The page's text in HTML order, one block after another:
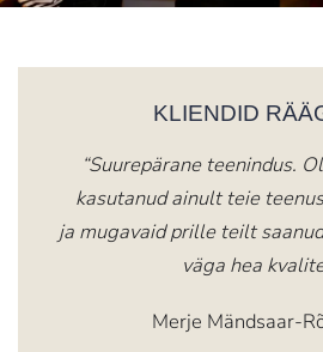
KLIENDID
“Suurepärane teenindus.
kasutanud ainult teie
ja mugavaid prille teilt
väga hea
Merje Mändsaar-